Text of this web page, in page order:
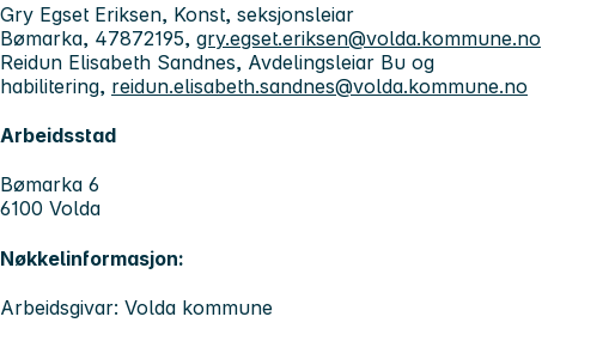
Gry Egset Eriksen, Konst, seksjonsleiar
Bømarka, 47872195, gry.egset.eriksen@volda.kommune.no
Reidun Elisabeth Sandnes, Avdelingsleiar Bu og
habilitering, reidun.elisabeth.sandnes@volda.kommune.no
Arbeidsstad
Bømarka 6
6100 Volda
Nøkkelinformasjon:
Arbeidsgivar: Volda kommune